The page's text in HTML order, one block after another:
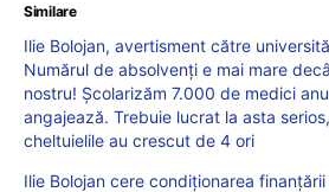
Similare
Ilie Bolojan, avertisment către
Numărul de absolvenți e mai mare
nostru! Școlarizăm 7.000 de medici
angajează. Trebuie lucrat la asta
cheltuielile au crescut de 4 ori
Ilie Bolojan cere condiționarea